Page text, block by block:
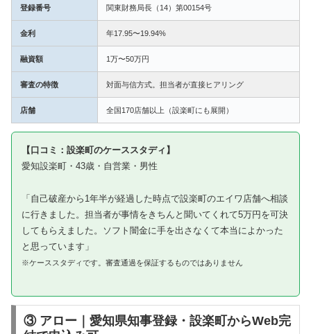
登録番号 関東財務局長（14）第00154号
金利 年17.95〜19.94%
融資額 1万〜50万円
審査の特徴 対面与信方式。担当者が直接ヒアリング
店舗 全国170店舗以上（設楽町にも展開）
【口コミ：設楽町のケーススタディ】
愛知設楽町・43歳・自営業・男性
「自己破産から1年半が経過した時点で設楽町のエイワ店舗へ相談
に行きました。担当者が事情をきちんと聞いてくれて5万円を可決
してもらえました。ソフト闇金に手を出さなくて本当によかった
と思っています」
※ケーススタディです。審査通過を保証するものではありません
③ アロー｜愛知県知事登録・設楽町からWeb完